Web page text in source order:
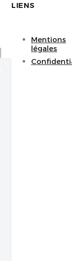
LIENS
Mentions
légales